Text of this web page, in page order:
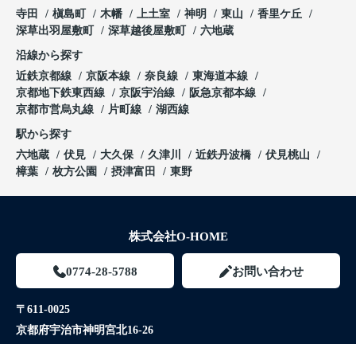
寺田
槇島町 木幡 上土室 神明 東山
香里ケ丘
深草出羽屋敷町
深草越後屋敷町 六地蔵
沿線から探す
近鉄京都線
京阪本線 奈良線
東海道本線
京都地下鉄東西線
京阪宇治線
阪急京都本線
京都市営烏丸線
片町線 湖西線
駅から探す
六地蔵
伏見 大久保 久津川 近鉄丹波橋
伏見桃山
樟葉
枚方公園 摂津富田 東野
株式会社O-HOME
0774-28-5788 お問い合わせ
〒611-0025
京都府宇治市神明宮北16-26